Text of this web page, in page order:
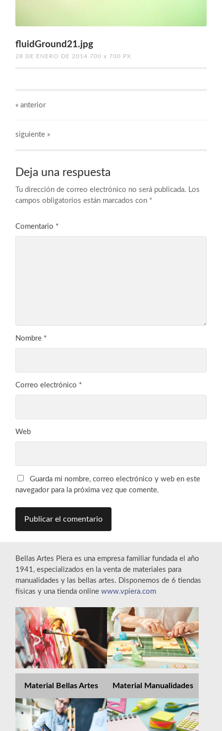
fluidGround21.jpg
28 DE ENERO DE 2014 700x 700 PX
«anterior
siguiente »
Deja una respuesta
Tu dirección de correo electrónico no será publicada. Los
campos obligatorios están marcados con *
Comentario *
Nombre *
Correo electrónico *
Web
Guarda mi nombre, correo electrónico y web en este
navegador para la próxima vez que comente.
Bellas Artes Piera es una empresa familiar fundada el año
1941, especializados en la venta de materiales para
manualidades y las bellas artes. Disponemos de 6 tiendas
físicas y una tienda onlinewww.vpiera.com
Material Bellas Artes Material Manualidades